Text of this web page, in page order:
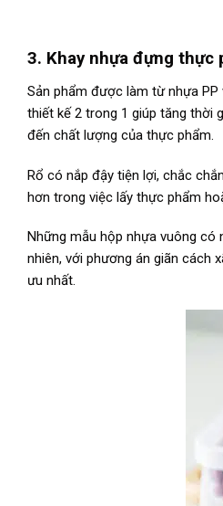
3. Khay nhựa đựng thực
Sản phẩm được làm từ nhựa
thiết kế 2 trong 1 giúp tăng thời
đến chất lượng của thực phẩm.
Rổ có nắp đậy tiện lợi, chắc
hơn trong việc lấy thực phẩm
Những mẫu hộp nhựa vuông
nhiên, với phương án giãn cách
ưu nhất.